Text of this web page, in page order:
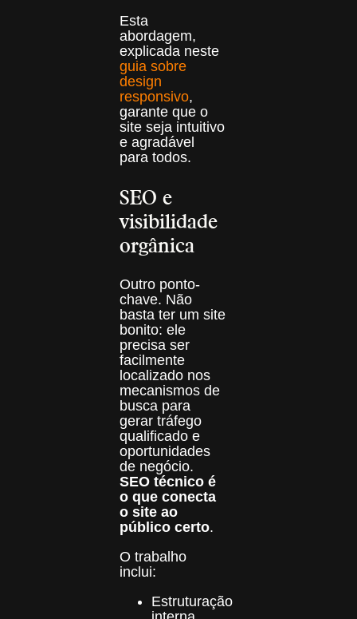
Esta
abordagem,
explicada neste
guia sobre
design
responsivo,
garante que o
site seja intuitivo
e agradável
para todos.
SEO e
visibilidade
orgânica
Outro ponto-
chave. Não
basta ter um site
bonito: ele
precisa ser
facilmente
localizado nos
mecanismos de
busca para
gerar tráfego
qualificado e
oportunidades
de negócio.
SEO técnico é
o que conecta
o site ao
público certo.
O trabalho
inclui:
Estruturação